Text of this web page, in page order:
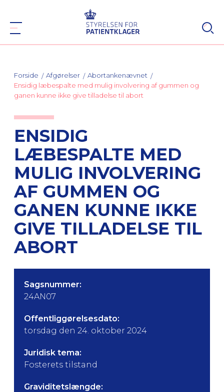
Forside Afgørelser
Abortankenævnet
Ensidig læbespalte med mulig involvering af gummen og
ganen kunne ikke give tilladelse til abort
ENSIDIG
LÆBESPALTE MED
MULIG INVOLVERING
AF GUMMEN OG
GANEN KUNNE IKKE
GIVE TILLADELSE TIL
ABORT
Sagsnummer:
24AN07
Offentliggørelsesdato:
torsdag den 24. oktober 2024
Juridisk tema:
Fosterets tilstand
Graviditetslængde: